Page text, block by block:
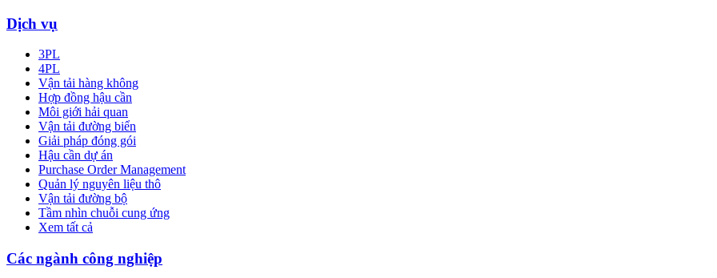
Dịch vụ
3PL
4PL
Vận tải hàng không
Hợp đồng hậu cần
Môi giới hải quan
Vận tải đường biển
Giải pháp đóng gói
Hậu cần dự án
Purchase Order Management
Quản lý nguyên liệu thô
Vận tải đường bộ
Tầm nhìn chuỗi cung ứng
Xem tất cả
Các ngành công nghiệp